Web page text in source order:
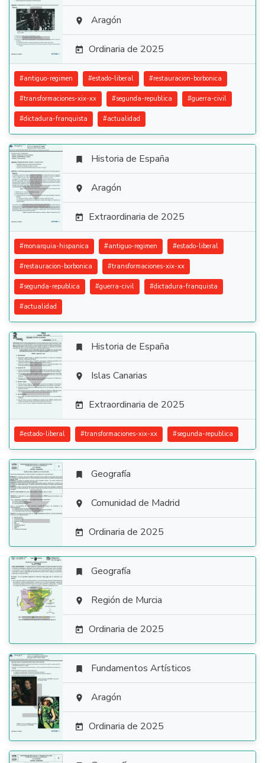
  Aragón
 Ordinaria de 2025
#antiguo-regimen #estado-liberal #restauracion-borbonica
#transformaciones-xix-xx #segunda-republica #guerra-civil
#dictadura-franquista #actualidad

 Historia de España
 Aragón
 Extraordinaria de 2025
#monarquia-hispanica #antiguo-regimen #estado-liberal
#restauracion-borbonica #transformaciones-xix-xx
#segunda-republica #guerra-civil #dictadura-franquista
#actualidad

 Historia de España
 Islas Canarias
 Extraordinaria de 2025
#estado-liberal #transformaciones-xix-xx #segunda-republica

 Geografía
 Comunidad de Madrid
 Ordinaria de 2025

 Geografía
 Región de Murcia
 Ordinaria de 2025

 Fundamentos Artísticos
 Aragón
 Ordinaria de 2025